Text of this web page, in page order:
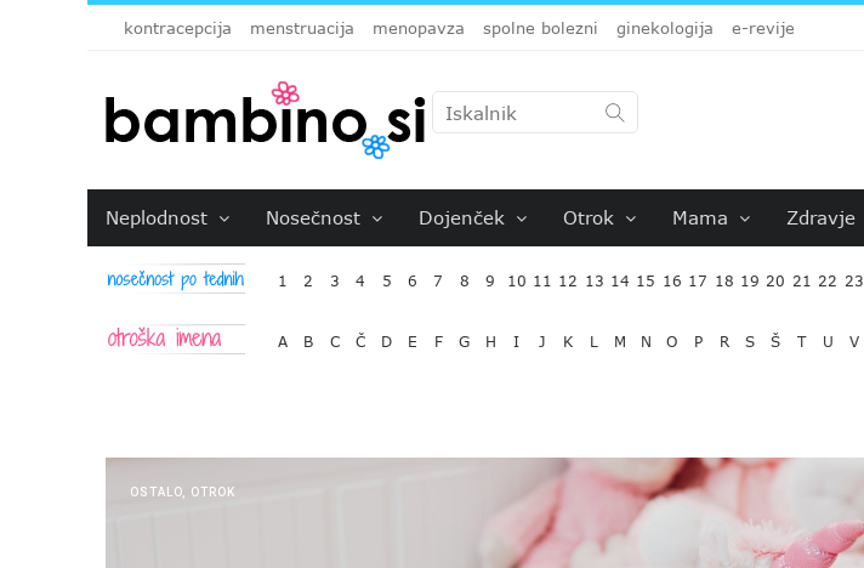
kontracepcija menstruacija menopavza spolne bolezni ginekologija e-revije
Neplodnost Nosečnost Dojenček Otrok Mama Zdravje
1 2 3 4 5 6 7 8 9 10 11 12 13 14 15 16 17 18 19 20 21 22 23
A B C Č D E F G H I J K L M N O P R S Š T U V
OSTALO OTROK